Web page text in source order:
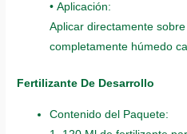
• Aplicación:
Aplicar directamente
completamente húmedo
Fertilizante De Desarrollo
Contenido del Paquete: